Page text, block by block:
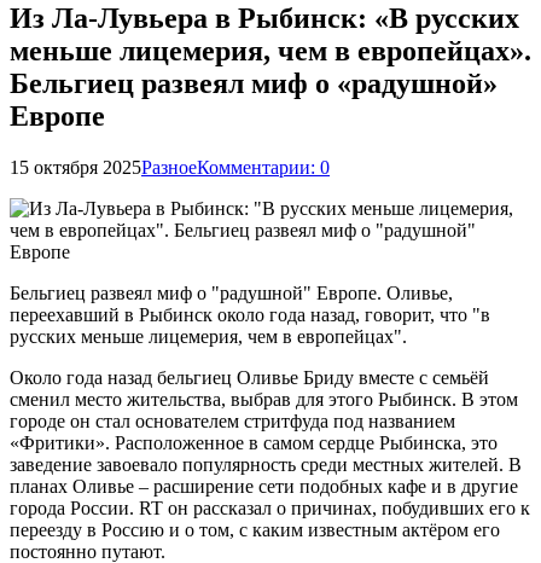
Из Ла-Лувьера в Рыбинск: «В русских
меньше лицемерия, чем в европейцах».
Бельгиец развеял миф о «радушной»
Европе
15 октября 2025РазноеКомментарии: 0
Бельгиец развеял миф о "радушной" Европе. Оливье,
переехавший в Рыбинск около года назад, говорит, что "в
русских меньше лицемерия, чем в европейцах".
Около года назад бельгиец Оливье Бриду вместе с семьёй
сменил место жительства, выбрав для этого Рыбинск. В этом
городе он стал основателем стритфуда под названием
«Фритики». Расположенное в самом сердце Рыбинска, это
заведение завоевало популярность среди местных жителей. В
планах Оливье – расширение сети подобных кафе и в другие
города России. RT он рассказал о причинах, побудивших его к
переезду в Россию и о том, с каким известным актёром его
постоянно путают.